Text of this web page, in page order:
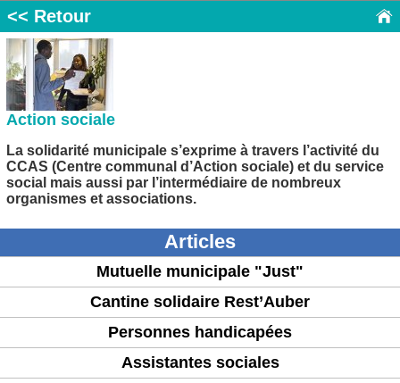
<< Retour
Action sociale
La solidarité municipale s’exprime à travers l’activité du
CCAS (Centre communal d’Action sociale) et du service
social mais aussi par l’intermédiaire de nombreux
organismes et associations.
Articles
Mutuelle municipale "Just"
Cantine solidaire Rest’Auber
Personnes handicapées
Assistantes sociales